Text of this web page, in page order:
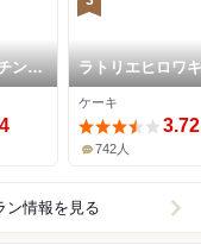
ン
ラトリエヒロワ
ケーキ
3.72
742人
ン情報を見る